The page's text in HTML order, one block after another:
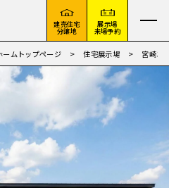
建売住宅
分譲地
展示場
来場予約
ームトップページ 住宅展示場 宮崎エ